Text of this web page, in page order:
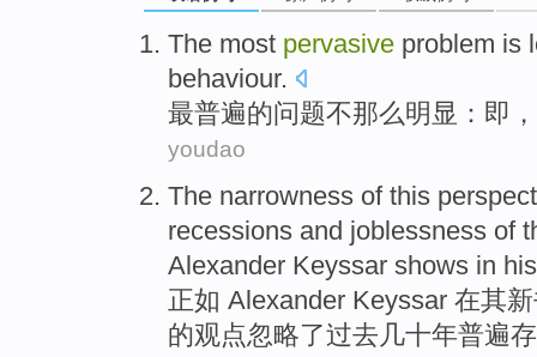
The most pervasive problem is
behaviour.
最普遍的问题不那么明显 ：即，
youdao
The narrowness of this
recessions and joblessness of
Alexander Keyssar shows in
正如 Alexander Keyssar 在其
的观点忽略了过去几十年普遍